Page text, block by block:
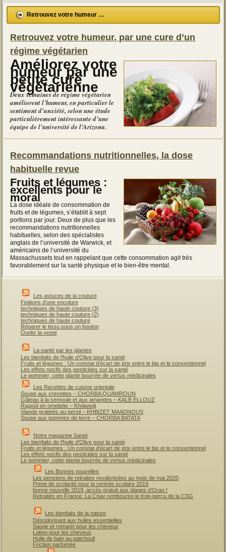
vendeuses
d’herbes
médicinales
et
Retrouvez votre humeur …
Retrouvez votre humeur, par une cure d’un
régime végétarien
Améliorez votre
humeur par une
petite cure
végétarienne
Deux semaines de régime végétarien
améliorent l’humeur, en particulier le
sentiment d’anxiété, selon une étude
particulièrement intéressante d’une
équipe de l’université de l’Arizona.
Recommandations nutritionnelles, la dose
habituelle revue
Fruits et légumes :
excellents pour le
moral
La dose idéale de consommation de
fruits et de légumes, s’établit à sept
portions par jour. Deux de plus que les
recommandations nutritionnelles
habituelles, selon des spécialistes
anglais de l’université de Warwick, et
américains de l’université du
Massachussets tout en rappelant que cette consommation agit très
favorablement sur la santé physique et le bien-être mental.
Les astuces de la couture
Finitions d’une encolure
techniques de haute couture (3)
techniques de haute couture (2)
techniques de haute couture
Réparer le tissu sous un bouton
Ourler la veste
La santé par les plantes
Les bienfaits de l’huile d’Olive pour la santé
Fruits et légumes : Un constat d’écart de prix entre le bio et le conventionnel
Les effets nocifs des pesticides sur la santé
Le pommier, cette plante bourrée de vertus médicinales
Les Recettes de cuisine orientale
Soupe aux crevettes – CHORBA QUAMROUN
Gâteau à la semoule et aux amandes – KALB ELLOUZ
Ragoût en omelette – Khdiwedj
Viande gratinés au persil – KHBIZET MAADNOUS
Soupe aux pommes de terre – CHORBA BATATA
Notre magazine Santé
Les bienfaits de l’huile d’Olive pour la santé
Fruits et légumes : Un constat d’écart de prix entre le bio et le conventionnel
Les effets nocifs des pesticides sur la santé
Le pommier, cette plante bourrée de vertus médicinales
Les Bonnes nouvelles
Les pensions de retraites revalorisées au mois de mai 2020
Prime de scolarité pour la rentrée scolaire 2019
bonne nouvelle 2019, accès gratuit aux plages d’Oran !
Retraités en France: La Cnav rembourse le trop-perçu de la CSG
Les bienfaits de la nature
Désodorisant aux huiles essentielles
Sauge et romarin pour les cheveux
Lotion pour les cheveux
Huile de bain au patchouli
Friction parfumée